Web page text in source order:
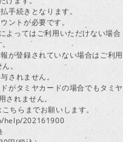
手続きとなります。
ントが必要です。
よってはご利用いただけない場合
が登録されていない場合はご利用
。
されません。
がタミヤカードの場合でもタミヤ
されません。
ちらまでお願いします。
help/202161900